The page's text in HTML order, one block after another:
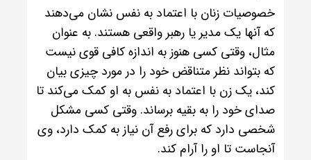
خصوصیات زنان با اعتماد به نفس نشان می‌دهند
که آنها یک مدیر یا رهبر واقعی هستند. به عنوان
مثال، وقتی کسی هنوز به اندازه کافی قوی نیست
که بتواند نظر متناقض خود را در مورد چیزی بیان
کند، یک زن با اعتماد به نفس به او کمک می‌کند تا
صدای خود را به بقیه برساند. وقتی کسی مشکل
شخصی دارد که برای رفع آن نیاز به کمک دارد، وی
آنجاست تا او را آرام کند.